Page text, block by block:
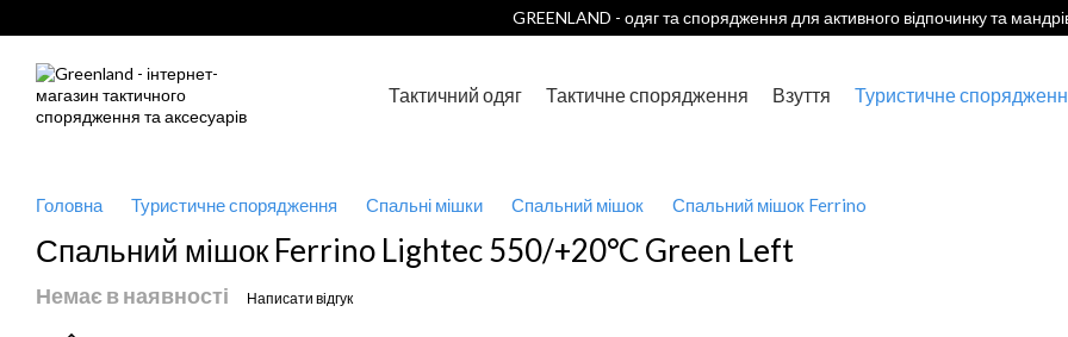
GREENLAND - одяг та спорядження для активного відпочинку та
Тактичний одяг Тактичне спорядження Взуття Туристичне
Головна Туристичне спорядження Спальні мішки Спальний мішок Спальний мішок Ferrino
Спальний мішок Ferrino Lightec 550/+20°C Green Left
Немає в наявності Написати відгук